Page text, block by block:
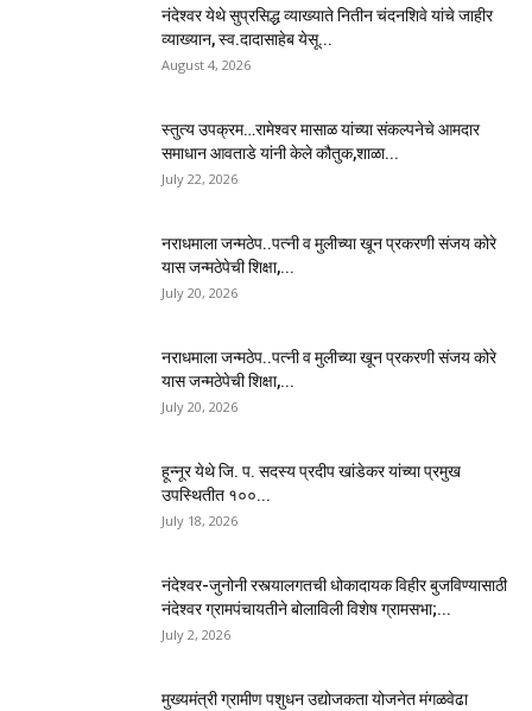
नंदेश्वर येथे सुप्रसिद्ध व्याख्याते नितीन चंदनशिवे यांचे जाहीर
व्याख्यान, स्व.दादासाहेब येसू...
August 4, 2026
स्तुत्य उपक्रम…रामेश्वर मासाळ यांच्या संकल्पनेचे आमदार
समाधान आवताडे यांनी केले कौतुक,शाळा...
July 22, 2026
नराधमाला जन्मठेप..पत्नी व मुलीच्या खून प्रकरणी संजय कोरे
यास जन्मठेपेची शिक्षा,...
July 20, 2026
नराधमाला जन्मठेप..पत्नी व मुलीच्या खून प्रकरणी संजय कोरे
यास जन्मठेपेची शिक्षा,...
July 20, 2026
हून्नूर येथे जि. प. सदस्य प्रदीप खांडेकर यांच्या प्रमुख
उपस्थितीत १००...
July 18, 2026
नंदेश्वर-जुनोनी रस्त्यालगतची धोकादायक विहीर बुजविण्यासाठी
नंदेश्वर ग्रामपंचायतीने बोलाविली विशेष ग्रामसभा;...
July 2, 2026
मुख्यमंत्री ग्रामीण पशुधन उद्योजकता योजनेत मंगळवेढा